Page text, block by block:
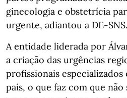
ginecologia e obstetrícia
urgente, adiantou a DE-SNS.
A entidade liderada por
a criação das urgências
profissionais especializados
país, o que faz com que não